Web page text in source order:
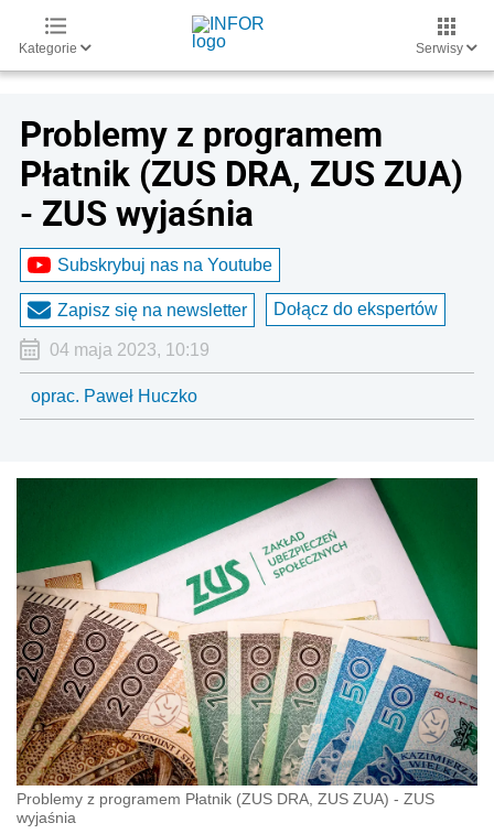
Kategorie Serwisy
Problemy z programem
Płatnik (ZUS DRA, ZUS ZUA)
- ZUS wyjaśnia
Subskrybuj nas na Youtube
Zapisz się na newsletter Dołącz do ekspertów
04 maja 2023, 10:19
oprac. Paweł Huczko
Problemy z programem Płatnik (ZUS DRA, ZUS ZUA) - ZUS
wyjaśnia